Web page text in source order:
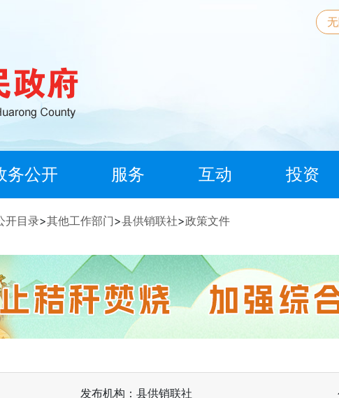
务公开 服务 互动 投资
开目录>其他工作部门>县供销联社>政策文件
发布机构：县供销联社